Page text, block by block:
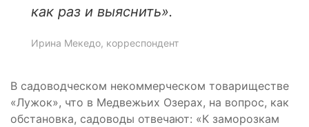
как раз и выяснить».
Ирина Мекедо, корреспондент
В садоводческом некоммерческом товариществе
«Лужок», что в Медвежьих Озерах, на вопрос, как
обстановка, садоводы отвечают: «К заморозкам